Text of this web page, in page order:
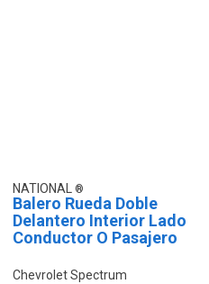
NATIONAL
Balero Rueda Doble
Delantero Interior Lado
Conductor O Pasajero
Chevrolet Spectrum